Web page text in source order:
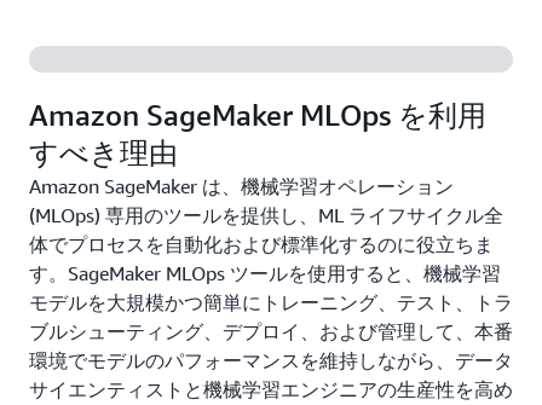
Amazon SageMaker MLOps を利用
すべき理由
Amazon SageMaker は、機械学習オペレーション
(MLOps) 専用のツールを提供し、ML ライフサイクル全
体でプロセスを自動化および標準化するのに役立ちま
す。SageMaker MLOps ツールを使用すると、機械学習
モデルを大規模かつ簡単にトレーニング、テスト、トラ
ブルシューティング、デプロイ、および管理して、本番
環境でモデルのパフォーマンスを維持しながら、データ
サイエンティストと機械学習エンジニアの生産性を高め